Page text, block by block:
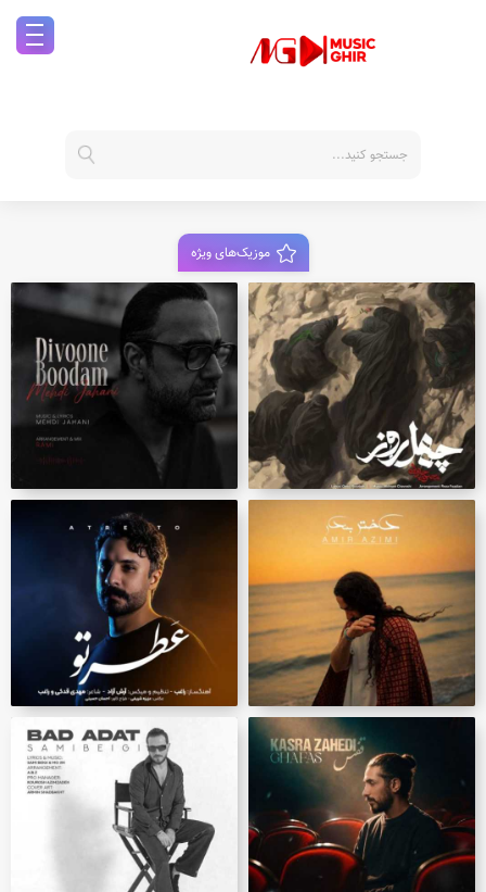
موزیک‌های ویژه